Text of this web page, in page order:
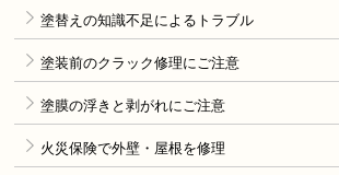
塗替えの知識不足によるトラブル
塗装前のクラック修理にご注意
塗膜の浮きと剥がれにご注意
火災保険で外壁・屋根を修理